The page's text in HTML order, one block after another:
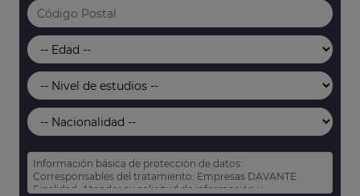
Información básica de protección de datos:
Corresponsables del tratamiento: Empresas DAVANTE
Finalidad: Atender su solicitud de información y